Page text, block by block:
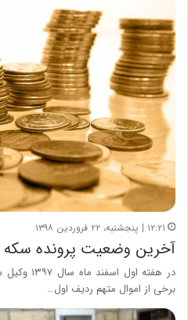
۱۲:۲۱ | پنجشنبه، ۲۲ فروردین ۱۳۹۸
آخرین وضعیت پرونده سکه
در هفته
برخی از اموال متهم ردیف اول…